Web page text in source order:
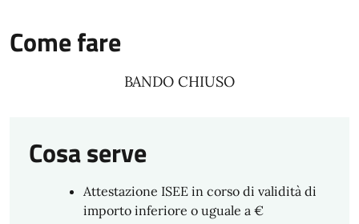
Come fare
BANDO CHIUSO
Cosa serve
Attestazione ISEE in corso di validità di
importo inferiore o uguale a €